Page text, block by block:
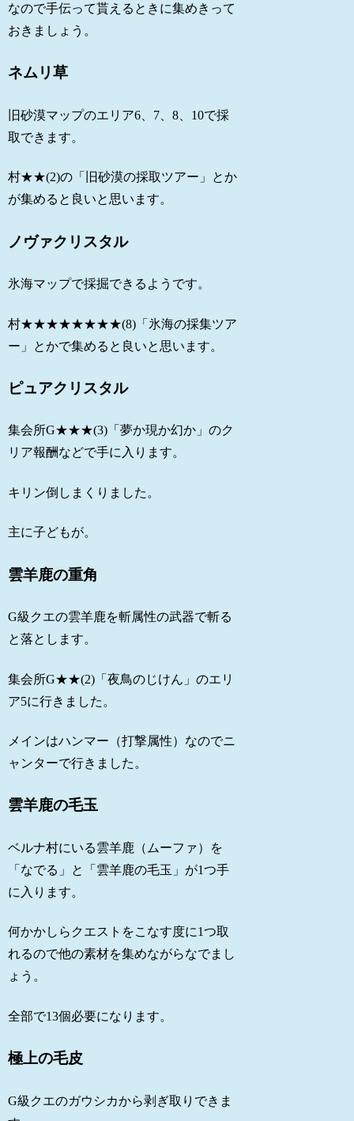
なので手伝って貰えるときに集めきって
おきましょう。
ネムリ草
旧砂漠マップのエリア6、7、8、10で採
取できます。
村★★(2)の「旧砂漠の採取ツアー」とか
が集めると良いと思います。
ノヴァクリスタル
氷海マップで採掘できるようです。
村★★★★★★★★(8)「氷海の採集ツア
ー」とかで集めると良いと思います。
ピュアクリスタル
集会所G★★★(3)「夢か現か幻か」のク
リア報酬などで手に入ります。
キリン倒しまくりました。
主に子どもが。
雲羊鹿の重角
G級クエの雲羊鹿を斬属性の武器で斬る
と落とします。
集会所G★★(2)「夜鳥のじけん」のエリ
ア5に行きました。
メインはハンマー（打撃属性）なのでニ
ャンターで行きました。
雲羊鹿の毛玉
ベルナ村にいる雲羊鹿（ムーファ）を
「なでる」と「雲羊鹿の毛玉」が1つ手
に入ります。
何かかしらクエストをこなす度に1つ取
れるので他の素材を集めながらなでまし
ょう。
全部で13個必要になります。
極上の毛皮
G級クエのガウシカから剥ぎ取りできま